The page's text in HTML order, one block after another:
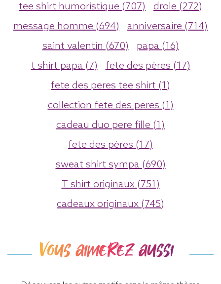
tee shirt humoristique (707)
drole (272)
message homme (694)
anniversaire (714)
saint valentin (670)
papa (16)
t shirt papa (7)
fete des pères (17)
fete des peres tee shirt (1)
collection fete des peres (1)
cadeau duo pere fille (1)
fete des pères (17)
sweat shirt sympa (690)
T shirt originaux (751)
cadeaux originaux (745)
Vous aimerez aussi